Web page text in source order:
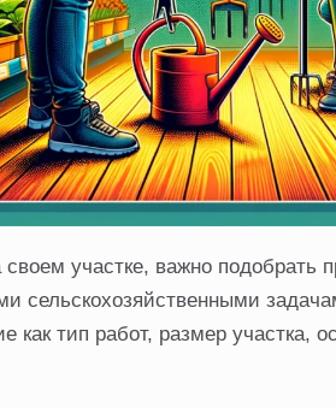
участке, важно подобрать
сельскохозяйственными
как тип работ, размер участка,